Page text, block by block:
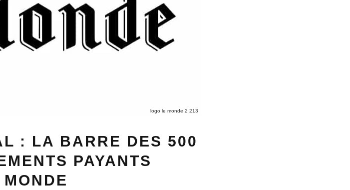
logo le monde 2 213
: LA BARRE DES 500
PAYANTS